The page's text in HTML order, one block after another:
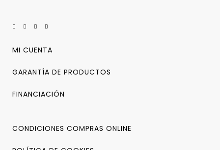
MI CUENTA
GARANTÍA DE PRODUCTOS
FINANCIACIÓN
CONDICIONES COMPRAS ONLINE